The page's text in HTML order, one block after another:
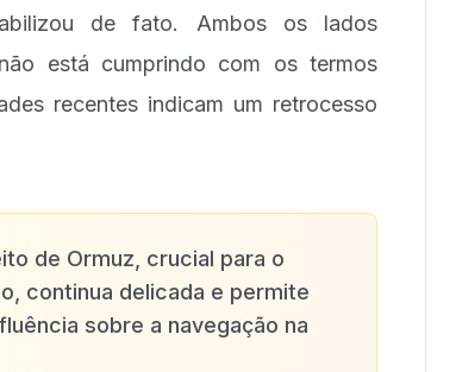
de fato. Ambos os lados
está cumprindo com os termos
recentes indicam um retrocesso
de Ormuz, crucial para o
continua delicada e permite
sobre a navegação na